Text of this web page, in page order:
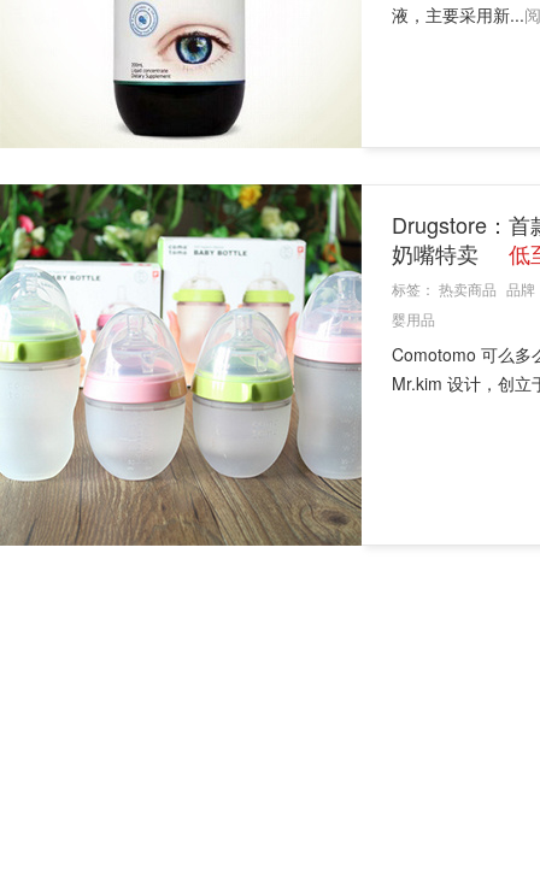
液，主要采用新...
Drugstore：首
奶嘴特卖
低
标签： 热卖商品 品牌
婴用品
Comotomo 可么多
Mr.kim 设计，创